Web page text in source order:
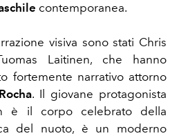
contemporanea.
visiva sono stati Chris
Laitinen, che hanno
fortemente narrativo attorno
. Il giovane protagonista
è il corpo celebrato della
del nuoto, è un moderno